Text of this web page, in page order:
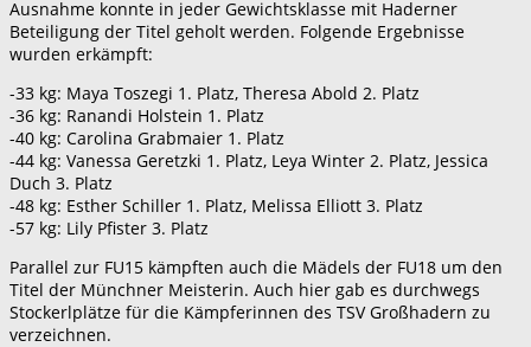
Ausnahme konnte in jeder Gewichtsklasse mit Haderner
Beteiligung der Titel geholt werden. Folgende Ergebnisse
wurden erkämpft:
-33 kg: Maya Toszegi 1. Platz, Theresa Abold 2. Platz
-36 kg: Ranandi Holstein 1. Platz
-40 kg: Carolina Grabmaier 1. Platz
-44 kg: Vanessa Geretzki 1. Platz, Leya Winter 2. Platz, Jessica
Duch 3. Platz
-48 kg: Esther Schiller 1. Platz, Melissa Elliott 3. Platz
-57 kg: Lily Pfister 3. Platz
Parallel zur FU15 kämpften auch die Mädels der FU18 um den
Titel der Münchner Meisterin. Auch hier gab es durchwegs
Stockerlplätze für die Kämpferinnen des TSV Großhadern zu
verzeichnen.